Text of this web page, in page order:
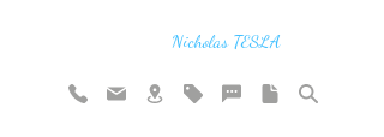
Nicholas TESLA